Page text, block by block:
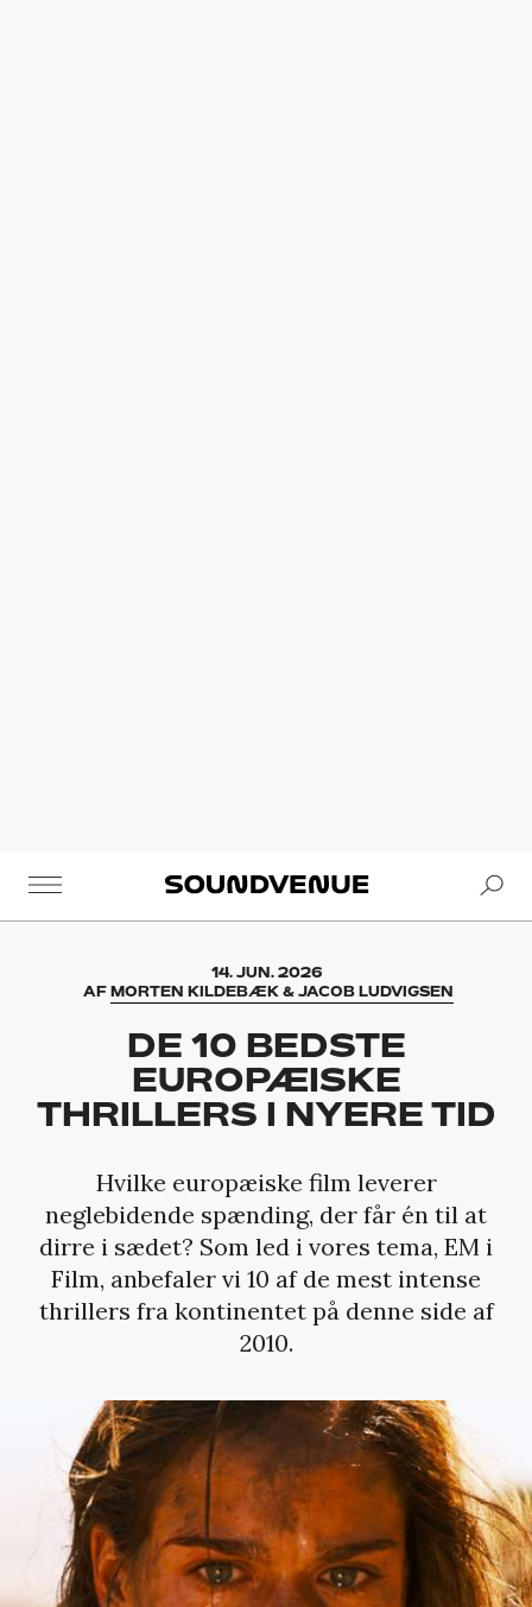
Soundvenue
14. JUN. 2026
AF MORTEN KILDEBÆK & JACOB LUDVIGSEN
DE 10 BEDSTE
EUROPÆISKE
THRILLERS I NYERE TID
Hvilke europæiske film leverer
neglebidende spænding, der får én til at
dirre i sædet? Som led i vores tema, EM i
Film, anbefaler vi 10 af de mest intense
thrillers fra kontinentet på denne side af
2010.